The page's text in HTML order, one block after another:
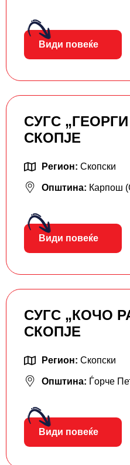
Види повеќе
СУГС
СКОПЈЕ
Регион: Скопски
Општина: Карпош
Види повеќе
СУГС „КОЧО
СКОПЈЕ
Регион: Скопски
Општина: Ѓорче
Види повеќе